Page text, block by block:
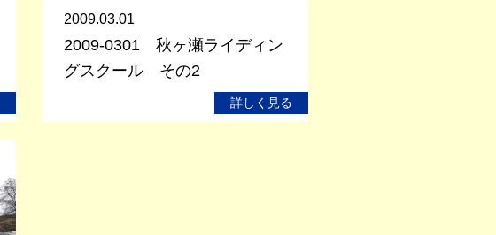
2009.03.01
2009-0301 秋ヶ瀬ライディン
グスクール その2
詳しく見る